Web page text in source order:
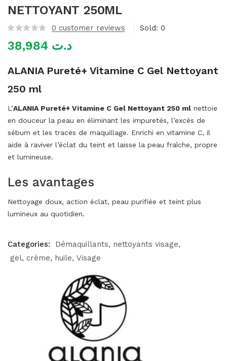
NETTOYANT 250ML
0 customer reviews Sold: 0
د.ت
ALANIA Pureté+ Vitamine C Gel Nettoyant
250 ml
L’ALANIA Pureté+ Vitamine C Gel Nettoyant 250 ml nettoie
en douceur la peau en éliminant les impuretés, l’excès de
sébum et les traces de maquillage. Enrichi en vitamine C, il
aide à raviver l’éclat du teint et laisse la peau fraîche, propre
et lumineuse.
Les avantages
Nettoyage doux, action éclat, peau purifiée et teint plus
lumineux au quotidien.
Categories:
Démaquillants, nettoyants visage
gel, crème, huile Visage